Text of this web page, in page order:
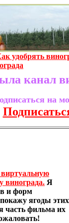
удобрять
канал
на
винограда. Я
и форм
ягоды этих
часть фильма их